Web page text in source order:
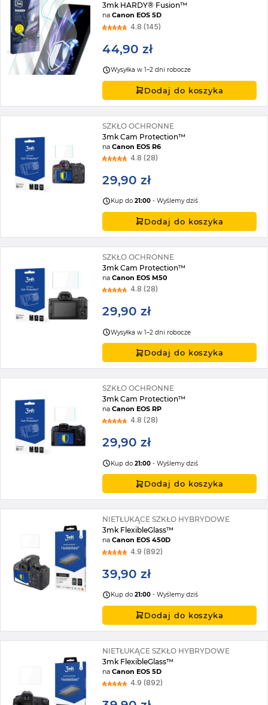
3mk HARDY® Fusion™
naCanon EOS 5D
4.8 (145)
44,90 zł
Wysyłka w 1–2 dni robocze
Dodaj do koszyka
SZKŁO OCHRONNE
3mk Cam Protection™
naCanon EOS R6
4.8 (28)
29,90 zł
Kup do21:00 - Wyślemy dziś
Dodaj do koszyka
SZKŁO OCHRONNE
3mk Cam Protection™
naCanon EOS M50
4.8 (28)
29,90 zł
Wysyłka w 1–2 dni robocze
Dodaj do koszyka
SZKŁO OCHRONNE
3mk Cam Protection™
naCanon EOS RP
4.8 (28)
29,90 zł
Kup do21:00 - Wyślemy dziś
Dodaj do koszyka
NIETŁUKĄCE SZKŁO HYBRYDOWE
3mk FlexibleGlass™
naCanon EOS 450D
4.9 (892)
39,90 zł
Kup do21:00 - Wyślemy dziś
Dodaj do koszyka
NIETŁUKĄCE SZKŁO HYBRYDOWE
3mk FlexibleGlass™
naCanon EOS 5D
4.9 (892)